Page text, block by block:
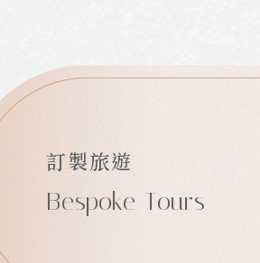
訂製旅遊
Bespoke Tours